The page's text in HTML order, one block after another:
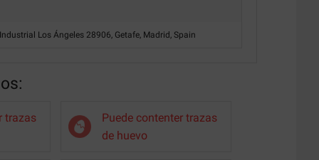
Los Ángeles 28906, Getafe, Madrid, Spain
trazas
Puede contenter trazas
de huevo